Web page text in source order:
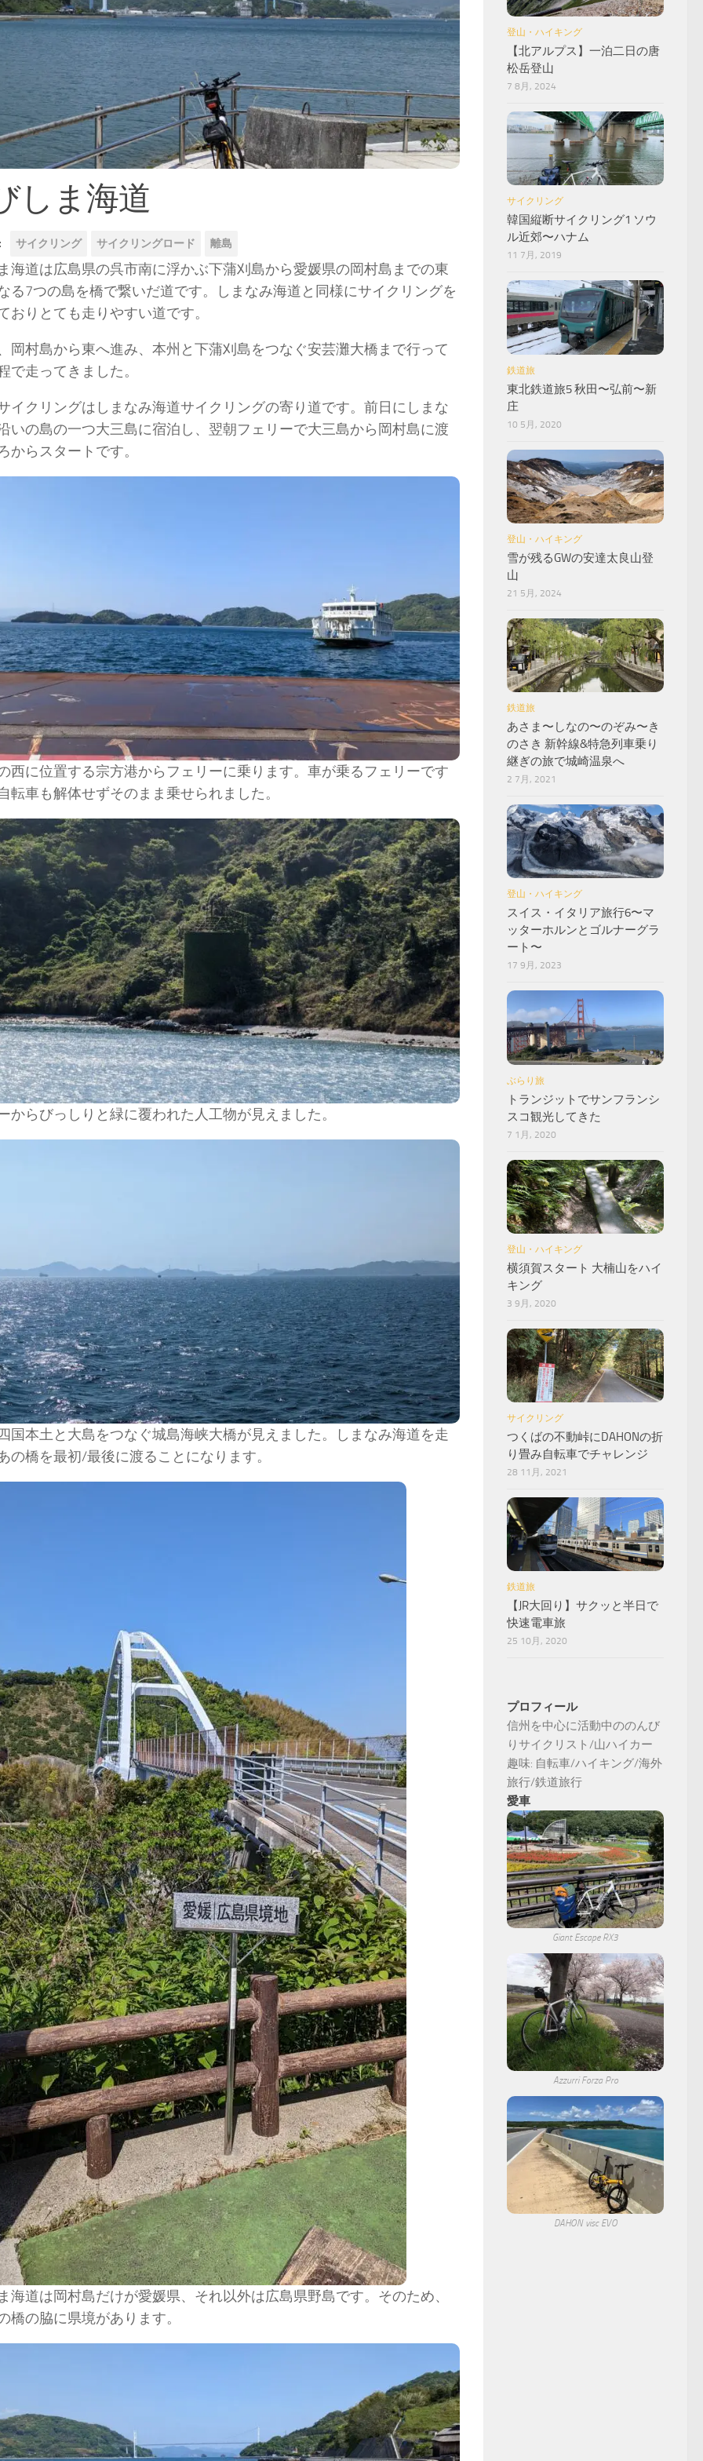
しま海道
サイクリング サイクリングロード 離島
海道は広島県の呉市南に浮かぶ下蒲刈島から愛媛県の岡村島までの東
る7つの島を橋で繋いだ道です。しまなみ海道と同様にサイクリングを
おりとても走りやすい道です。
岡村島から東へ進み、本州と下蒲刈島をつなぐ安芸灘大橋まで行って
で走ってきました。
イクリングはしまなみ海道サイクリングの寄り道です。前日にしまな
いの島の一つ大三島に宿泊し、翌朝フェリーで大三島から岡村島に渡
からスタートです。
西に位置する宗方港からフェリーに乗ります。車が乗るフェリーです
転車も解体せずそのまま乗せられました。
からびっしりと緑に覆われた人工物が見えました。
国本土と大島をつなぐ城島海峡大橋が見えました。しまなみ海道を走
の橋を最初/最後に渡ることになります。
海道は岡村島だけが愛媛県、それ以外は広島県野島です。そのため、
橋の脇に県境があります。
登山・ハイキング
【北アルプス】一泊二日の唐
松岳登山
7 8月, 2024
サイクリング
韓国縦断サイクリング1 ソウ
ル近郊〜ハナム
11 7月, 2019
鉄道旅
東北鉄道旅5 秋田〜弘前〜新
庄
10 5月, 2020
登山・ハイキング
雪が残るGWの安達太良山登
山
21 5月, 2024
鉄道旅
あさま〜しなの〜のぞみ〜き
のさき 新幹線&特急列車乗り
継ぎの旅で城崎温泉へ
2 7月, 2021
登山・ハイキング
スイス・イタリア旅行6〜マ
ッターホルンとゴルナーグラ
ート〜
17 9月, 2023
ぶらり旅
トランジットでサンフランシ
スコ観光してきた
7 1月, 2020
登山・ハイキング
横須賀スタート 大楠山をハイ
キング
3 9月, 2020
サイクリング
つくばの不動峠にDAHONの折
り畳み自転車でチャレンジ
28 11月, 2021
鉄道旅
【JR大回り】サクッと半日で
快速電車旅
25 10月, 2020
プロフィール
信州を中心に活動中ののんび
りサイクリスト/山ハイカー
趣味: 自転車/ハイキング/海外
旅行/鉄道旅行
愛車
Giant Escape RX3
Azzurri Forza Pro
DAHON visc EVO